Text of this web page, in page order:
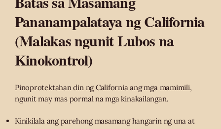
Pananampalataya ng California
(Malakas ngunit Lubos na
Kinokontrol)
Pinoprotektahan din ng California ang mga mamimili,
ngunit may mas pormal na mga kinakailangan.
Kinikilala ang parehong masamang hangarin ng una at